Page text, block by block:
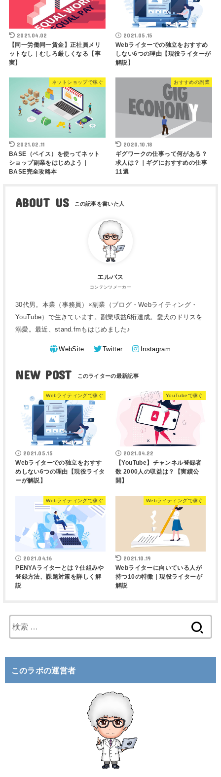
2021.04.02
【同一労働同一賃金】正社員メリ
ットなし｜むしろ厳しくなる【事
実】
2021.05.15
Webライターでの独立をおすすめ
しない6つの理由【現役ライターが
解説】
ネットショップで稼ぐ
2021.02.11
BASE（ベイス）を使ってネット
ショップ副業をはじめよう｜
BASE完全攻略本
おすすめの副業
2020.10.18
ギグワークの仕事って何がある？
求人は？｜ギグにおすすめの仕事
11選
ABOUT US
エルバス
コンテンツメーカー
30代男。本業（事務員）×副業（ブログ・Webライティング・
YouTube）で生きています。副業収益6桁達成。愛犬のドリスを
溺愛。最近、stand.fmもはじめました♪
WebSite Twitter Instagram
NEW POST
Webライティングで稼ぐ
2021.05.15
Webライターでの独立をおすす
めしない6つの理由【現役ライタ
ーが解説】
YouTubeで稼ぐ
2021.04.22
【YouTube】チャンネル登録者
数 2000人の収益は？【実績公
開】
Webライティングで稼ぐ
2021.04.16
PENYAライターとは？仕組みや
登録方法、課題対策を詳しく解
説
Webライティングで稼ぐ
2021.10.19
Webライターに向いている人が
持つ10の特徴｜現役ライターが
解説
索
このラボの運営者